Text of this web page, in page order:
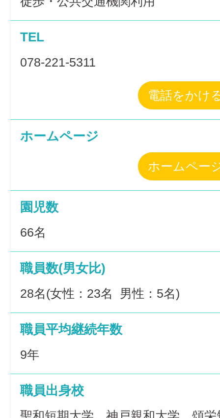
TEL
078-221-5311
電話をかけ
ホームページ
ホームペー
園児数
66名
職員数(男女比)
28名(女性：23名 男性：5名)
職員平均継続年数
9年
職員出身校